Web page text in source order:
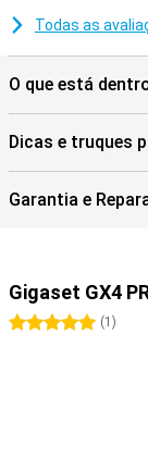
Todas as
O que está
Dicas e truques
Garantia e
Gigaset GX4
5 estrelas
(1 )